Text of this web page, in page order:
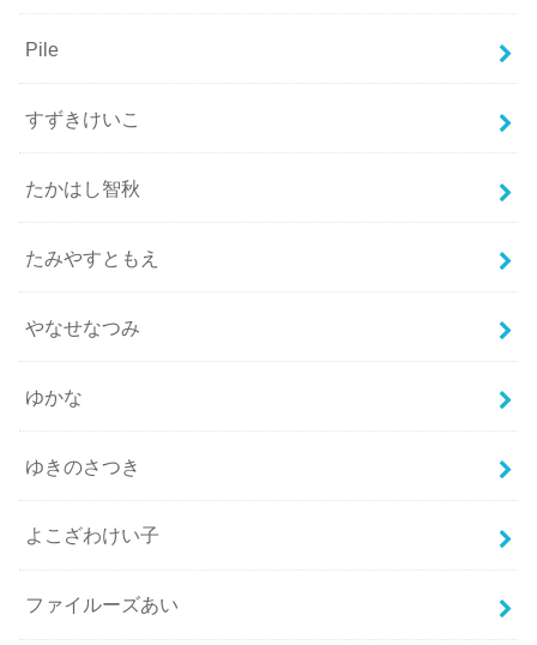
Pile
すずきけいこ
たかはし智秋
たみやすともえ
やなせなつみ
ゆかな
ゆきのさつき
よこざわけい子
ファイルーズあい